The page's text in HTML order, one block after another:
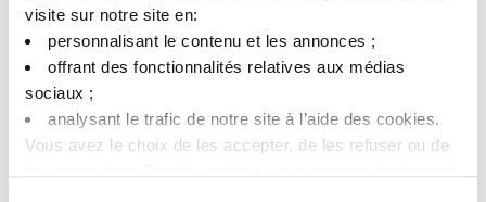
visite sur notre site en:​
personnalisant le contenu et les annonces ;​
offrant des fonctionnalités relatives aux médias
sociaux ; ​
analysant le trafic de notre site à l’aide des cookies.​
Vous avez le choix de les accepter, de les refuser ou de
环保：没有关于环境的有害物标志
可回收再利用：ECOPROGRAM
超低GWP
了解更多关于 Greenway 的信息